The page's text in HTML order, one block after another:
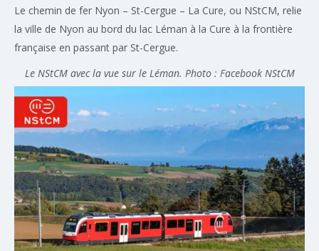
Le chemin de fer Nyon – St-Cergue – La Cure, ou NStCM, relie
la ville de Nyon au bord du lac Léman à la Cure à la frontière
française en passant par St-Cergue.
Le NStCM avec la vue sur le Léman. Photo : Facebook NStCM